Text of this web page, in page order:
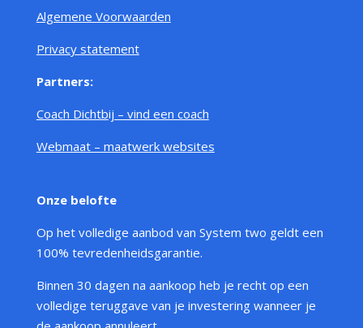
Algemene Voorwaarden
Privacy statement
Partners:
Coach Dichtbij – vind een coach
Webmaat – maatwerk websites
Onze belofte
Op het volledige aanbod van System two geldt een
100% tevredenheidsgarantie.
Binnen 30 dagen na aankoop heb je recht op een
volledige teruggave van je investering wanneer je